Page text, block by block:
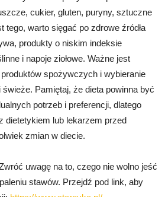
cukier, gluten, puryny, sztuczne
tego, warto sięgać po zdrowe źródła
produkty o niskim indeksie
i napoje ziołowe. Ważne jest
spożywczych i wybieranie
Pamiętaj, że dieta powinna być
potrzeb i preferencji, dlatego
dietetykiem lub lekarzem przed
zmian w diecie.
uwagę na to, czego nie wolno jeść
stawów. Przejdź pod link, aby